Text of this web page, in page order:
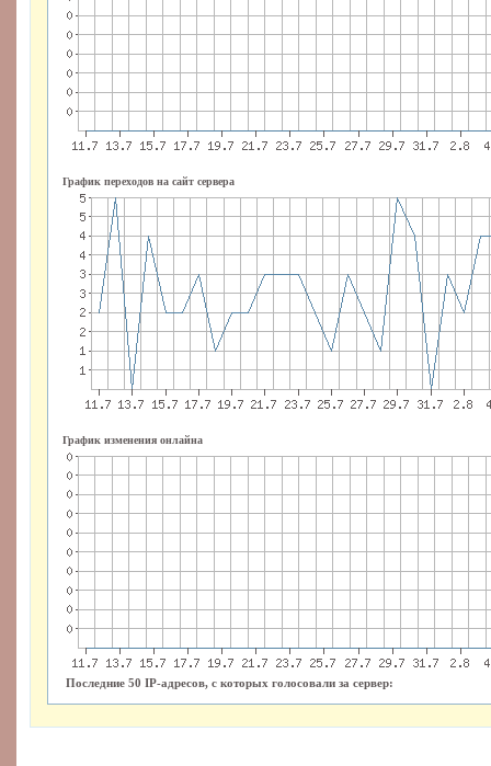
График переходов на сайт сервера
График изменения онлайна
Последние 50 IP-адресов, с которых голосовали за сервер: